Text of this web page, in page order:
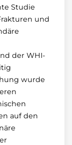
Studie
und
der WHI-
wurde
auf den